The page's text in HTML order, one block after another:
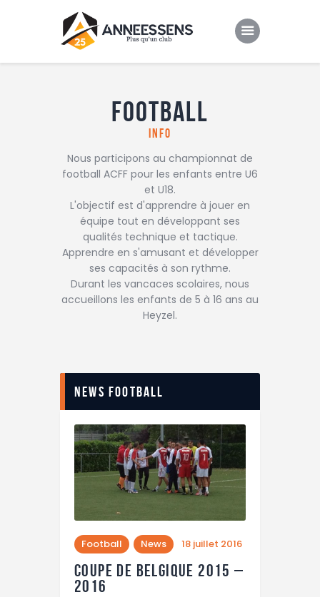
Evenements
Contacts
Football
info
Nous participons au championnat de
football ACFF pour les enfants entre U6
et U18.
L'objectif est d'apprendre à jouer en
équipe tout en développant ses
qualités technique et tactique.
Apprendre en s'amusant et développer
ses capacités à son rythme.
Durant les vancaces scolaires, nous
accueillons les enfants de 5 à 16 ans au
Heyzel.
News Football
Football News 18 juillet 2016
Coupe de Belgique 2015 –
2016